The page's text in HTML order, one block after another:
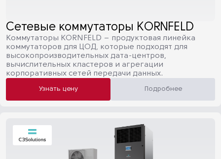
Сетевые коммутаторы KORNFELD
Коммутаторы KORNFELD – продуктовая линейка
коммутаторов для ЦОД, которые подходят для
высокопроизводительных дата-центров,
вычислительных кластеров и агрегации
корпоративных сетей передачи данных.
Узнать цену Подробнее